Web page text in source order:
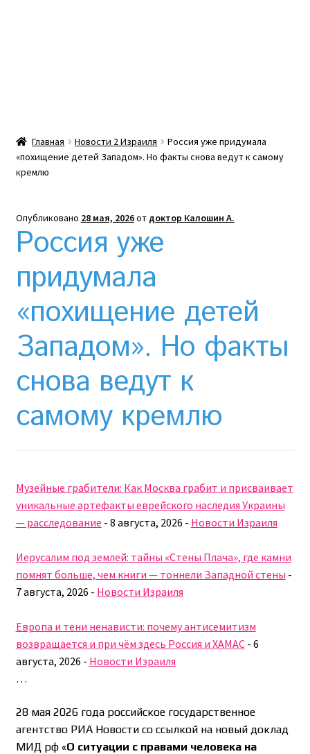
Компания
Корзина
Мой аккаунт
Необычный союз NAnews и Nikk.Agency
Отзывы про Клексан
Оформление заказа
Политика конфиденциальности
Рекомендации
Страница-меню-2
Главная Новости 2 Израиля
Россия уже придумала
«похищение детей Западом». Но факты снова ведут к самому
кремлю
Опубликовано 28 мая, 2026от доктор Калошин А.
Россия уже
придумала
«похищение детей
Западом». Но факты
снова ведут к
самому кремлю
Музейные грабители: Как Москва грабит и присваивает
уникальные артефакты еврейского наследия Украины
— расследование - 8 августа, 2026 - Новости Израиля
Иерусалим под землей: тайны «Стены Плача», где камни
помнят больше, чем книги — тоннели Западной стены -
7 августа, 2026 - Новости Израиля
Европа и тени ненависти: почему антисемитизм
возвращается и при чём здесь Россия и ХАМАС- 6
августа, 2026 - Новости Израиля
…
28 мая 2026 года российское государственное
агентство РИА Новости со ссылкой на новый доклад
МИД рф «О ситуации с правами человека на